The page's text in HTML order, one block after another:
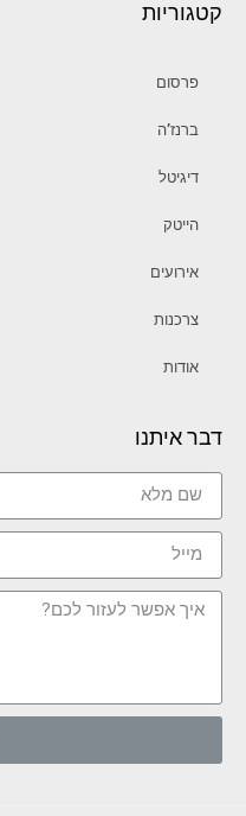
קטגוריות
פרסום
ברנז’ה
דיגיטל
הייטק
אירועים
צרכנות
אודות
דבר איתנו